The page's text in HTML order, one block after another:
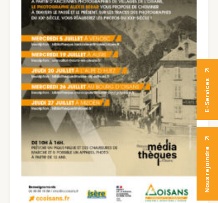
E-Services
Nous rejoindre